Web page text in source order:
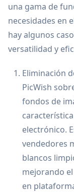
una gama de
necesidades en
hay algunos
versatilidad y
Eliminación
PicWish
fondos de
electrónico.
vendedores
blancos
mejorando
en